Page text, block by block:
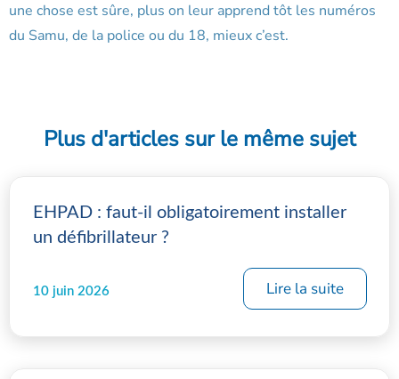
une chose est sûre, plus on leur apprend tôt les numéros
du Samu, de la police ou du 18, mieux c’est.
Plus d'articles sur le même sujet
EHPAD : faut-il obligatoirement installer
un défibrillateur ?
10 juin 2026 Lire la suite